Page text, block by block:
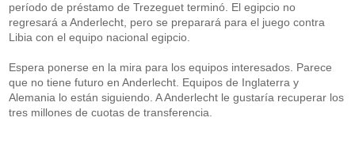
período de préstamo de Trezeguet terminó. El egipcio no
regresará a Anderlecht, pero se preparará para el juego contra
Libia con el equipo nacional egipcio.
Espera ponerse en la mira para los equipos interesados. Parece
que no tiene futuro en Anderlecht. Equipos de Inglaterra y
Alemania lo están siguiendo. A Anderlecht le gustaría recuperar los
tres millones de cuotas de transferencia.